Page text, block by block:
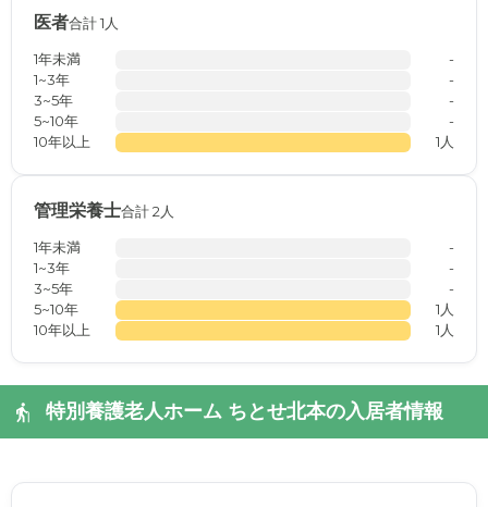
医者合計 1人
1年未満
-
1~3年
-
3~5年
-
5~10年
-
10年以上
1人
管理栄養士合計 2人
1年未満
-
1~3年
-
3~5年
-
5~10年
1人
10年以上
1人
特別養護老人ホーム ちとせ北本の入居者情報